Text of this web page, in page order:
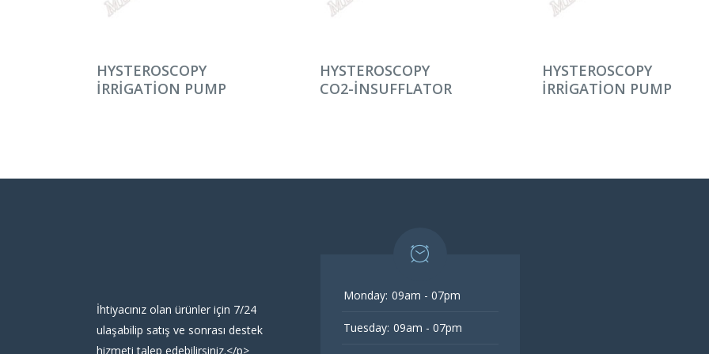
DEVAMINI OKU
HYSTEROSCOPY
IRRIGATION PUMP
DEVAMINI OKU
HYSTEROSCOPY
CO2-INSUFFLATOR
DEVAMINI OKU
HYSTEROSCOPY
IRRIGATION PUMP
İhtiyacınız olan ürünler için 7/24
ulaşabilip satış ve sonrası destek
hizmeti talep edebilirsiniz.</p>
Monday: 09am - 07pm
Tuesday: 09am - 07pm